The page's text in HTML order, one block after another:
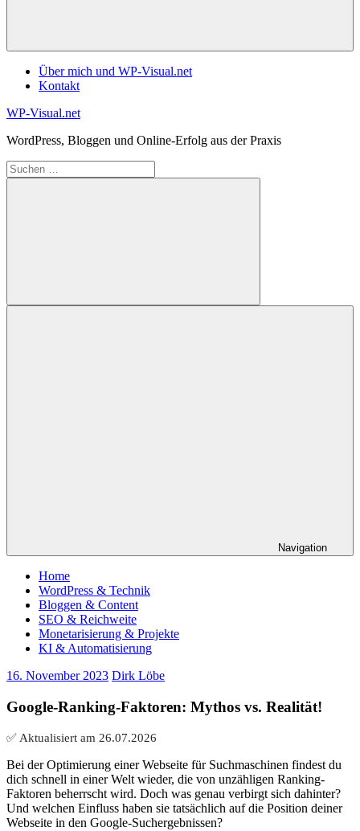
Über mich und WP-Visual.net
Kontakt
Zum
springen
WP-Visual.net
WordPress, Bloggen und Online-Erfolg aus der Praxis
Suchen
nach:
Suchen
Navigation
Home
WordPress & Technik
Bloggen & Content
SEO & Reichweite
Monetarisierung & Projekte
KI & Automatisierung
16. November 2023 Dirk Löbe
Google-Ranking-Faktoren: Mythos vs. Realität!
✅ Aktualisiert am 26.07.2026
Bei der Optimierung einer Webseite für Suchmaschinen findest du
dich schnell in einer Welt wieder, die von unzähligen Ranking-
Faktoren beherrscht wird. Doch was genau verbirgt sich dahinter?
Und welchen Einfluss haben sie tatsächlich auf die Position deiner
Webseite in den Google-Suchergebnissen?